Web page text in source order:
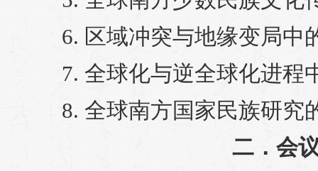
6. 区域冲突与地缘变局中
7. 全球化与逆全球化进程
8. 全球南方国家民族研究
二．会